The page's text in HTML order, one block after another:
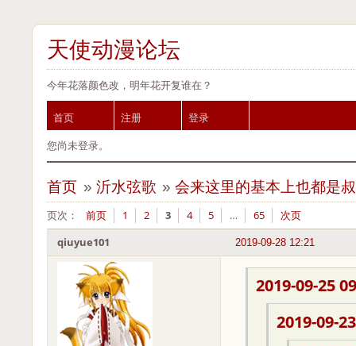
天使动漫论坛
今年花落颜色改，明年花开复谁在？
首页 注册
登录
您尚未登录。
首页 » 沂水弦歌 »会来这里的基本上也都是
页次： 前页 1 2 3 4 5 … 65 次页
2019-09-28 12:21
qiuyue101
2019-09-25
2019-09-